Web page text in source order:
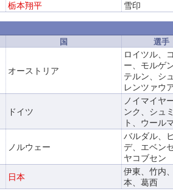
栃本翔平 雪印
国 選手
オーストリア
ロイツル、
ー、モルゲ
テルン、シ
レンツァウ
ドイツ
ノイマイヤ
ンク、シュ
ト、ウール
ノルウェー
バルダル、
デ、エベン
ヤコブセン
日本
伊東、竹内
本、葛西